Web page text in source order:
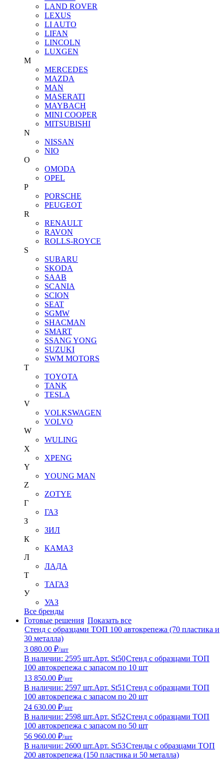
LAND ROVER
LEXUS
LI AUTO
LIFAN
LINCOLN
LUXGEN
M
MERCEDES
MAZDA
MAN
MASERATI
MAYBACH
MINI COOPER
MITSUBISHI
N
NISSAN
NIO
O
OMODA
OPEL
P
PORSCHE
PEUGEOT
R
RENAULT
RAVON
ROLLS-ROYCE
S
SUBARU
SKODA
SAAB
SCANIA
SCION
SEAT
SGMW
SHACMAN
SMART
SSANG YONG
SUZUKI
SWM MOTORS
T
TOYOTA
TANK
TESLA
V
VOLKSWAGEN
VOLVO
W
WULING
X
XPENG
Y
YOUNG MAN
Z
ZOTYE
Г
ГАЗ
З
ЗИЛ
К
КАМАЗ
Л
ЛАДА
Т
ТАГАЗ
У
УАЗ
Все бренды
Готовые решения Показать все
Стенд с образцами ТОП 100 автокрепежа (70 пластика и
30 металла)
3 080.00 ₽/шт
В наличии: 2595 шт.Арт. St50Стенд с образцами ТОП
100 автокрепежа с запасом по 10 шт
13 850.00 ₽/шт
В наличии: 2597 шт.Арт. St51 Стенд с образцами ТОП
100 автокрепежа с запасом по 20 шт
24 630.00 ₽/шт
В наличии: 2598 шт.Арт. St52Стенд с образцами ТОП
100 автокрепежа с запасом по 50 шт
56 960.00 ₽/шт
В наличии: 2600 шт.Арт. St53Стенды с образцами ТОП
200 автокрепежа (150 пластика и 50 металла)